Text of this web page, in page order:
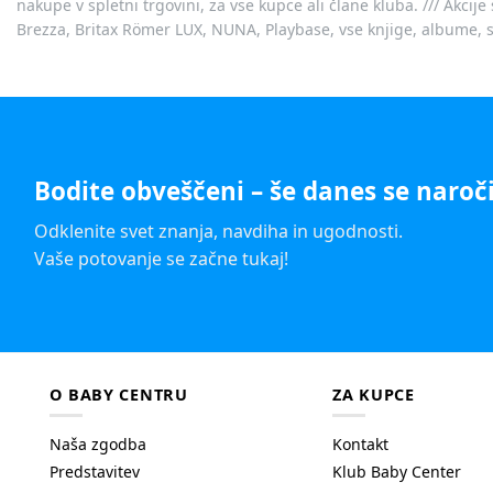
nakupe v spletni trgovini, za vse kupce ali člane kluba. ///
Brezza, Britax Römer LUX, NUNA, Playbase, vse knjige,
Bodite obveščeni – še danes se
Odklenite svet znanja, navdiha in ugodnosti.
Vaše potovanje se začne tukaj!
O BABY CENTRU
Naša zgodba
Predstavitev
ZA KUPCE
Kontakt
Klub Baby Center